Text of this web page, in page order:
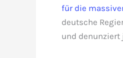
für die
deutsche
und denunziert